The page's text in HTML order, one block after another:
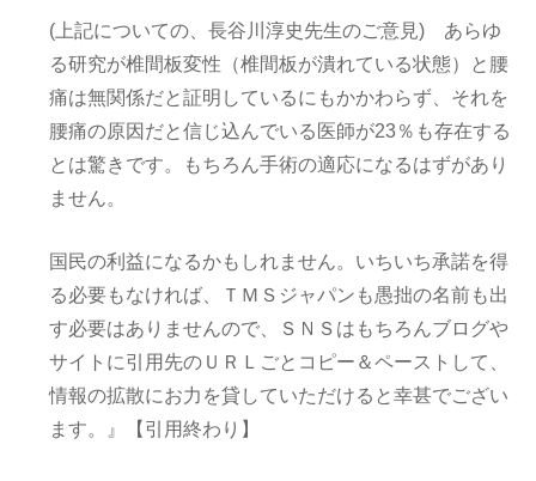
(上記についての、長谷川淳史先生のご意見) あらゆ
る研究が椎間板変性（椎間板が潰れている状態）と腰
痛は無関係だと証明しているにもかかわらず、それを
腰痛の原因だと信じ込んでいる医師が23％も存在する
とは驚きです。もちろん手術の適応になるはずがあり
ません。
国民の利益になるかもしれません。いちいち承諾を得
る必要もなければ、ＴＭＳジャパンも愚拙の名前も出
す必要はありませんので、ＳＮＳはもちろんブログや
サイトに引用先のＵＲＬごとコピー＆ペーストして、
情報の拡散にお力を貸していただけると幸甚でござい
ます。』【引用終わり】